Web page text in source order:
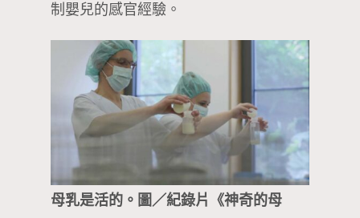
制嬰兒的感官經驗。
母乳是活的。圖／紀錄片《神奇的母